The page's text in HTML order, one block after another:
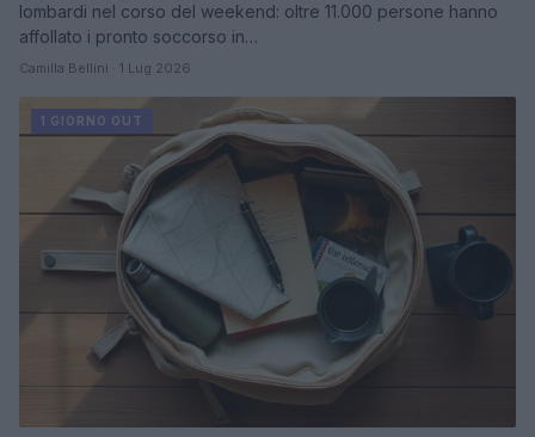
lombardi nel corso del weekend: oltre 11.000 persone hanno
affollato i pronto soccorso in…
Camilla Bellini · 1 Lug 2026
1 GIORNO OUT